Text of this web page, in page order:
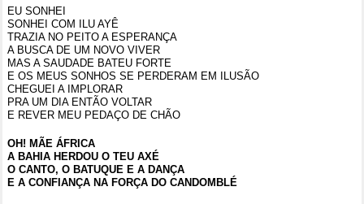
EU SONHEI
SONHEI COM ILU AYÊ
TRAZIA NO PEITO A ESPERANÇA
A BUSCA DE UM NOVO VIVER
MAS A SAUDADE BATEU FORTE
E OS MEUS SONHOS SE PERDERAM EM ILUSÃO
CHEGUEI A IMPLORAR
PRA UM DIA ENTÃO VOLTAR
E REVER MEU PEDAÇO DE CHÃO
OH! MÃE ÁFRICA
A BAHIA HERDOU O TEU AXÉ
O CANTO, O BATUQUE E A DANÇA
E A CONFIANÇA NA FORÇA DO CANDOMBLÉ